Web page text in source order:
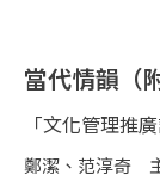
當代情韻（
「文化管理推
鄭潔、范淳奇